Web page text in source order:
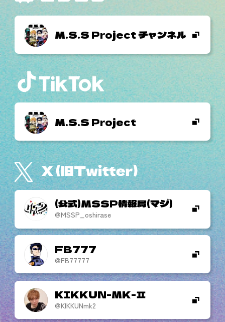
M.S.S Project チャンネル
M.S.S Project
(公式)MSSP情報局(マジ)
@MSSP_oshirase
FB777
@FB77777
KIKKUN-MK-
@KIKKUNmk2